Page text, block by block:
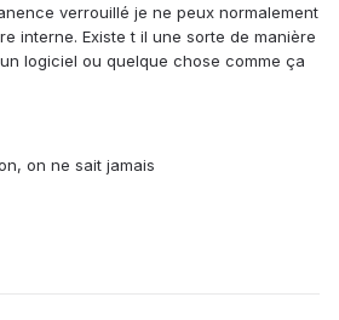
verrouillé je ne peux normalement
interne. Existe t il une sorte de manière
logiciel ou quelque chose comme ça
on ne sait jamais